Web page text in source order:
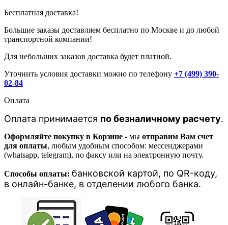
Бесплатная доставка!
Большие заказы доставляем бесплатно по Москве и до любой
транспортной компании!
Для небольших заказов доставка будет платной.
Уточнить условия доставки можно по телефону +7 (499) 390-
02-84
Оплата
Оплата принимается по безналичному расчету.
Оформляйте покупку в Корзине - мы отправим Вам счет
для оплаты, любым удобным способом: мессенджерами
(whatsapp, telegram), по факсу или на электронную почту.
Способы оплаты: банковской картой, по QR-коду,
в онлайн-банке, в отделении любого банка.